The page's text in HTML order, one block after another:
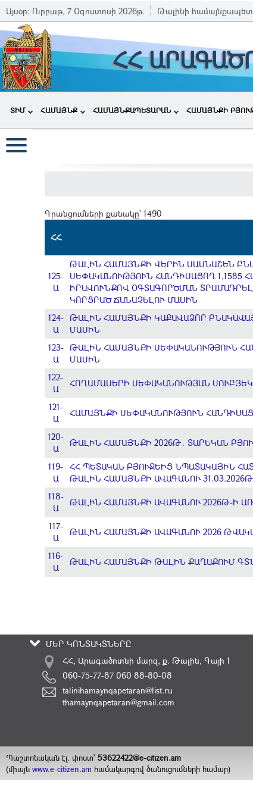
Այսօր: Ուրբաթ, 7 Օգոստոսի 2026թ. Թալինի
ՀՀ
ՏԻՄ ՀԱՄԱՅՆՔ ՀԱՄԱՅՆՔԱՊԵՏԱՐԱՆ ՀԱՄԱՅՆՔԻ
Գրանցումների քանակը` 1490
ՀՀ
125-
Ա
ԹԱԼԻՆ ՀԱՄԱՅՆՔԻ ՎԵՐԻՆ ՍԱՍՆԱՇԵՆ
ՍԵՓԱԿԱՆՈՒԹՅՈՒՆ ՀԱՆԴԻՍԱՑՈՂ
ԻՐԱՎՈՒՆՔՈՎ ՕԳՏԱԳՈՐԾՄԱՆ
ԿՈՐՑՐԱԾ ՃԱՆԱՉԵԼՈՒ ՄԱՍԻՆ
124-
Ա
ԹԱԼԻՆ ՀԱՄԱՅՆՔԻ ԿԱՔԱՎԱՁՈՐ
ՄԱՍԻՆ
123-
Ա
ԹԱԼԻՆ ՀԱՄԱՅՆՔԻ ՍԵՓԱԿԱՆՈՒԹՅՈՒՆ
ՄԱՍԻՆ
122-
Ա
ՀՈՂԱՄԱՍԵՐԻ ՍԵՓԱԿԱՆՈՒԹՅԱՆ
121-
Ա
ՀԱՄԱՅՆՔԻ ՍԵՓԱԿԱՆՈՒԹՅՈՒՆ
120-
Ա
ԹԱԼԻՆ ՀԱՄԱՅՆՔԻ 2026Թ․ ՏԱՐԵԿԱՆ
119-
Ա
ՀՀ ՊԵՏԱԿԱՆ ԲՅՈՒՋԵԻՑ ՆՊԱՏԱԿԱՅԻՆ
ԹԱԼԻՆ ՀԱՄԱՅՆՔԻ ԱՎԱԳԱՆՈՒ
118-
Ա
ԹԱԼԻՆ ՀԱՄԱՅՆՔԻ ԱՎԱԳԱՆՈՒ 2026Թ-Ի
117-
Ա
ԹԱԼԻՆ ՀԱՄԱՅՆՔԻ ԱՎԱԳԱՆՈՒ 2026
116-
Ա
ԹԱԼԻՆ ՀԱՄԱՅՆՔԻ ԹԱԼԻՆ ՔԱՂԱՔՈՒՄ
ՄԵՐ ԿՈՆՏԱԿՏՆԵՐԸ
ՀՀ, Արագածոտնի մարզ, ք. Թալին, Գայի 1
060-75-77-87 060 88-80-08
talinihamaynqapetaran@list.ru
thamaynqapetaran@gmail.com
Պաշտոնական էլ. փոստ` 53622422@e-citizen.am
(միայն www.e-citizen.am համակարգով ծանուցումների համար)